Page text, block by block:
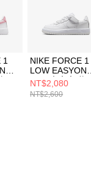
1
NIKE FORCE 1
LOW EASYON
(PS) 中大童 休閒
鞋 IH4498101
NT$2,080
NT$2,600